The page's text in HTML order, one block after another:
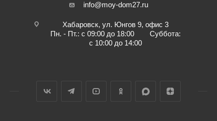
info@moy-dom27.ru
Хабаровск, ул. Юнгов 9, офис 3
Пн. - Пт.: с 09:00 до 18:00 Суббота:
с 10:00 до 14:00